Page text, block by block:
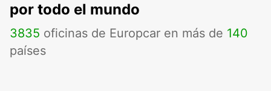
por todo el mundo
3835 oficinas de Europcar en más de 140
países